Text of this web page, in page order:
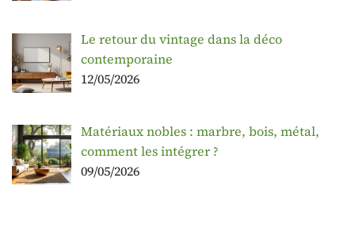
Le retour du vintage dans la déco
contemporaine
12/05/2026
Matériaux nobles : marbre, bois, métal,
comment les intégrer ?
09/05/2026